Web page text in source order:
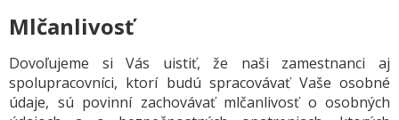
Mlčanlivosť
Dovoľujeme si Vás uistiť, že naši zamestnanci aj
spolupracovníci, ktorí budú spracovávať Vaše osobné
údaje, sú povinní zachovávať mlčanlivosť o osobných